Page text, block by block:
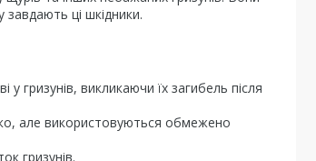
ці шкідники.
гризунів, викликаючи їх загибель після
але використовуються обмежено
гризунів.